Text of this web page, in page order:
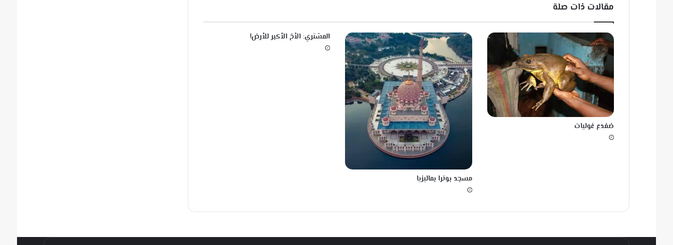
ل
م
ا
أ
ل
ن
ا
ه
خ
ر
ج
ي
ك
ر
و
ا
ط
ب
ا
ل
م
س
ن
ي
ن
مقالات ذات صلة
ضفدع غولياث
مسجد بوترا بماليزيا
المشتري: الأخ الأكبر للأرض!